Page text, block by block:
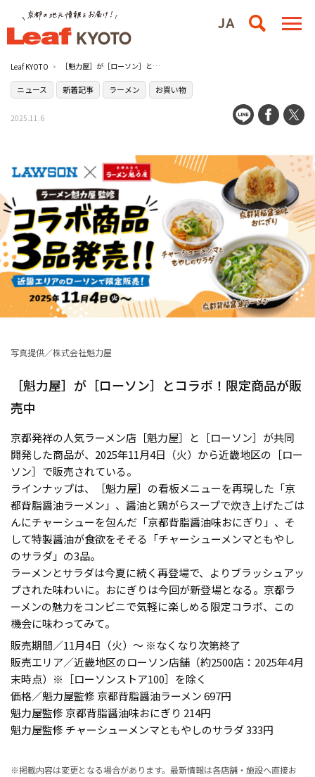
Leaf KYOTO ［魁力屋］が［ローソン］とコラボ！限定商品が販売中
ニュース 新着記事 ラーメン お買い物
2025.11.6
写真提供／株式会社魁力屋
［魁力屋］が［ローソン］とコラボ！限定商品が販
売中
京都発祥の人気ラーメン店［魁力屋］と［ローソン］が共同
開発した商品が、2025年11月4日（火）から近畿地区の［ロー
ソン］で販売されている。
ラインナップは、［魁力屋］の看板メニューを再現した「京
都背脂醤油ラーメン」、醤油と鶏がらスープで炊き上げたごは
んにチャーシューを包んだ「京都背脂醤油味おにぎり」、そ
して特製醤油が食欲をそそる「チャーシューメンマともやし
のサラダ」の3品。
ラーメンとサラダは今夏に続く再登場で、よりブラッシュアッ
プされた味わいに。おにぎりは今回が新登場となる。京都ラ
ーメンの魅力をコンビニで気軽に楽しめる限定コラボ、この
機会に味わってみて。
販売期間／11月4日（火）～ ※なくなり次第終了
販売エリア／近畿地区のローソン店舗（約2500店：2025年4月
末時点）※［ローソンストア100］を除く
価格／魁力屋監修 京都背脂醤油ラーメン 697円
魁力屋監修 京都背脂醤油味おにぎり 214円
魁力屋監修 チャーシューメンマともやしのサラダ 333円
※掲載内容は変更となる場合があります。最新情報は各店舗・施設へ直接お